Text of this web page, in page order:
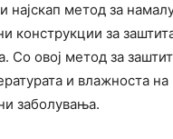
најскап метод за
конструкции за
Со овој метод за
и влажноста
заболувања.